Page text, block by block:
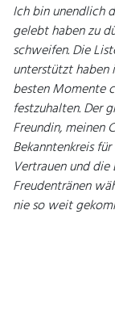
Ich bin unendlich
gelebt haben zu
schweifen. Die
unterstützt haben
besten Momente
festzuhalten. Der
Freundin, meinen
Bekanntenkreis
Vertrauen und
Freudentränen
nie so weit